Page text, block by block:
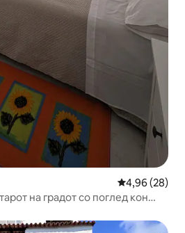
Просечна
4,96 (28)
на градот со поглед кон